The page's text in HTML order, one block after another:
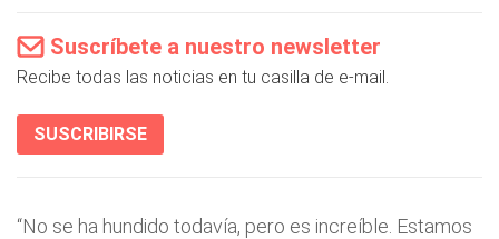
Suscríbete a nuestro newsletter
Recibe todas las noticias en tu casilla de e-mail.
SUSCRIBIRSE
“No se ha hundido todavía, pero es increíble. Estamos